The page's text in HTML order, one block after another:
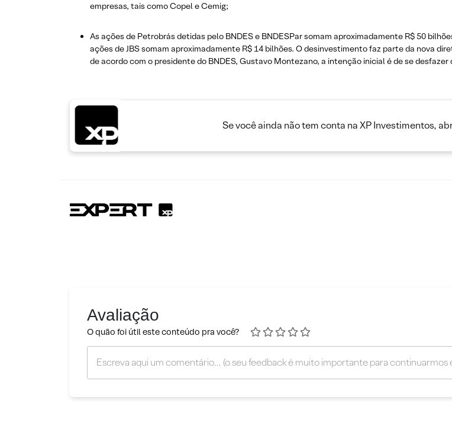
empresas, tais como Copel e Cemig;
As ações de Petrobrás detidas pelo BNDES e BNDESPar somam aproximadamente R$ 50
ações de JBS somam aproximadamente R$ 14 bilhões. O desinvestimento faz parte da nova
de acordo com o presidente do BNDES, Gustavo Montezano, a intenção inicial é de se
Se você ainda não tem conta na XP Investimentos,
Avaliação
O quão foi útil este conteúdo pra você?